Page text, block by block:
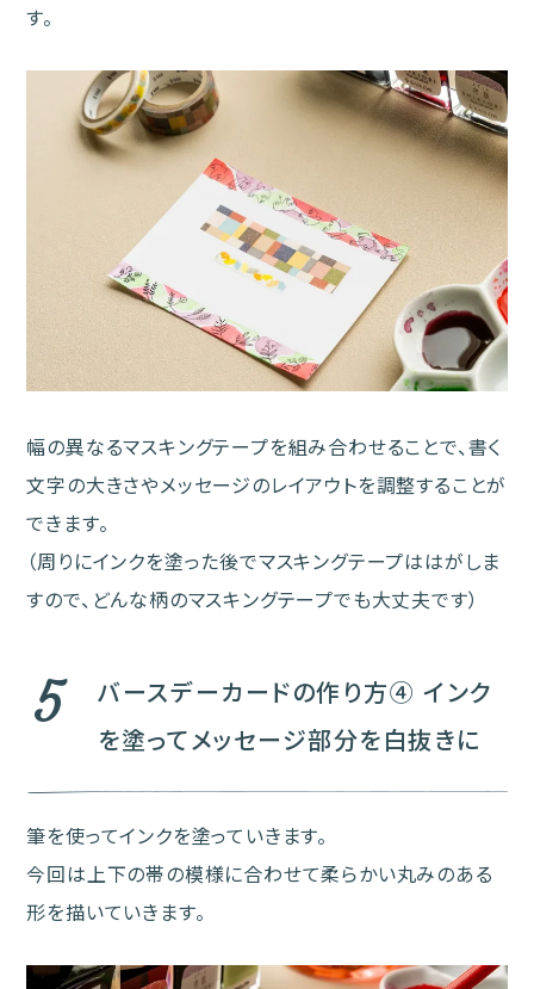
す。
幅の異なるマスキングテープを組み合わせることで、書く
文字の大きさやメッセージのレイアウトを調整することが
できます。
（周りにインクを塗った後でマスキングテープははがしま
すので、どんな柄のマスキングテープでも大丈夫です）
5
バースデーカードの作り方④ インク
を塗ってメッセージ部分を白抜きに
筆を使ってインクを塗っていきます。
今回は上下の帯の模様に合わせて柔らかい丸みのある
形を描いていきます。